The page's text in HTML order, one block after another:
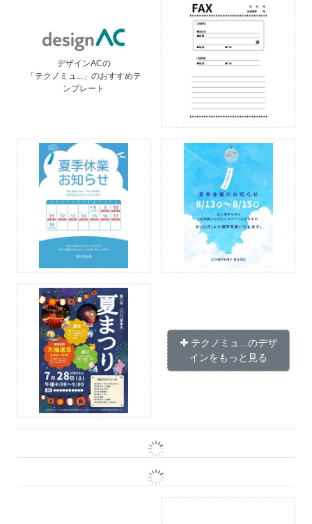
デザインACの
「テクノミュ...」のおすすめテ
ンプレート
テクノミュ...のデザ
インをもっと見る